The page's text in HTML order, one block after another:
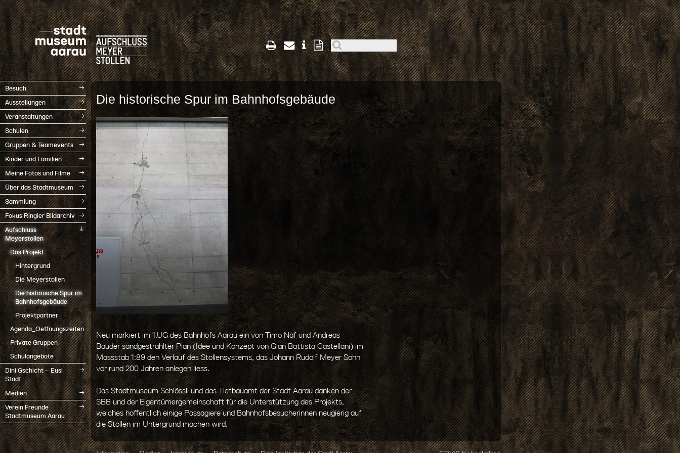
Besuch
Ausstellungen
Veranstaltungen
Schulen
Gruppen & Teamevents
Kinder und Familien
Meine Fotos und Filme
Über das Stadtmuseum
Sammlung
Fokus Ringier Bildarchiv
Aufschluss
Meyerstollen
Das Projekt
Hintergrund
Die Meyerstollen
Die historische Spur im
Bahnhofsgebäude
Projektpartner
Agenda_Oeffnungszeiten
Private Gruppen
Schulangebote
Dini Gschicht – Eusi
Stadt
Medien
Verein Freunde
Stadtmuseum Aarau
Die historische Spur im Bahnhofsgebäude
Neu markiert im 1.UG des Bahnhofs Aarau ein von Timo Näf und Andreas
Bauder sandgestrahlter Plan (Idee und Konzept von Gian Battista Castellani) im
Massstab 1:89 den Verlauf des Stollensystems, das Johann Rudolf Meyer Sohn
vor rund 200 Jahren anlegen liess.
Das Stadtmuseum Schlössli und das Tiefbauamt der Stadt Aarau danken der
SBB und der Eigentümergemeinschaft für die Unterstützung des Projekts,
welches hoffentlich einige Passagiere und Bahnhofsbesucherinnen neugierig auf
die Stollen im Untergrund machen wird.